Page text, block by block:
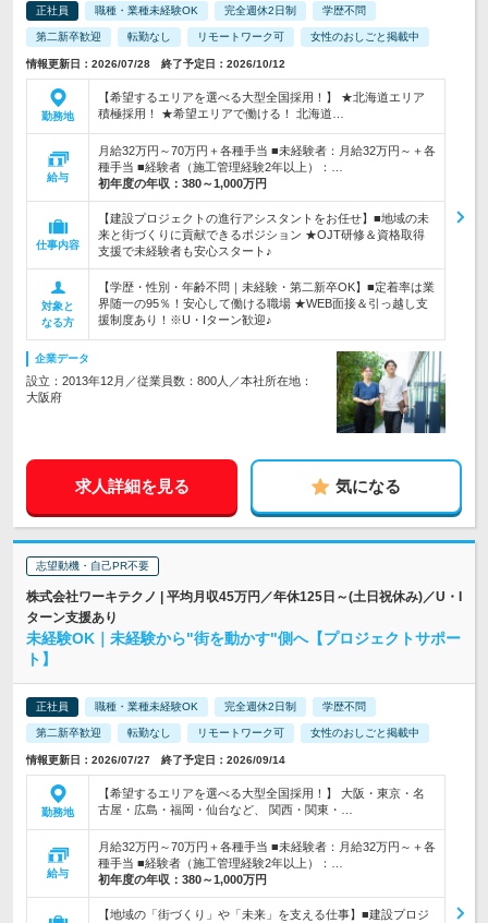
正社員 職種・業種未経験OK 完全週休2日制 学歴不問
第二新卒歓迎 転勤なし リモートワーク可 女性のおしごと掲載中
情報更新日：2026/07/28 終了予定日：2026/10/12
勤務地
【希望するエリアを選べる大型全国採用！】 ★北海道エリア
積極採用！ ★希望エリアで働ける！ 北海道…
給与
月給32万円～70万円＋各種手当 ■未経験者：月給32万円～＋各
種手当 ■経験者（施工管理経験2年以上）：…
初年度の年収： 380～1,000万円
仕事内容
【建設プロジェクトの進行アシスタントをお任せ】■地域の未
来と街づくりに貢献できるポジション ★OJT研修＆資格取得
支援で未経験者も安心スタート♪
対象と
なる方
【学歴・性別・年齢不問｜未経験・第二新卒OK】■定着率は業
界随一の95％！安心して働ける職場 ★WEB面接＆引っ越し支
援制度あり！※U・Iターン歓迎♪
企業データ
設立：2013年12月／従業員数：800人／本社所在地：
大阪府
求人詳細を見る 気になる
志望動機・自己PR不要
株式会社ワーキテクノ | 平均月収45万円／年休125日～(土日祝休み)／U・I
ターン支援あり
未経験OK｜未経験から"街を動かす"側へ【プロジェクトサポー
ト】
正社員 職種・業種未経験OK 完全週休2日制 学歴不問
第二新卒歓迎 転勤なし リモートワーク可 女性のおしごと掲載中
情報更新日：2026/07/27 終了予定日：2026/09/14
勤務地
【希望するエリアを選べる大型全国採用！】 大阪・東京・名
古屋・広島・福岡・仙台など、 関西・関東・…
給与
月給32万円～70万円＋各種手当 ■未経験者：月給32万円～＋各
種手当 ■経験者（施工管理経験2年以上）：…
初年度の年収： 380～1,000万円
【地域の「街づくり」や「未来」を支える仕事】■建設プロジ